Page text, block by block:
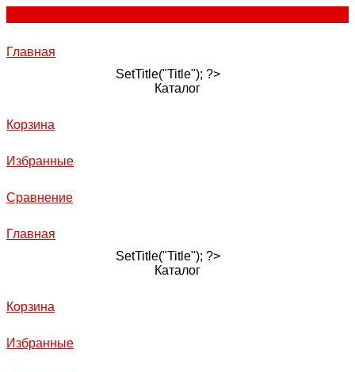
Главная
SetTitle("Title"); ?>
Каталог
Корзина
Избранные
Сравнение
Главная
SetTitle("Title"); ?>
Каталог
Корзина
Избранные